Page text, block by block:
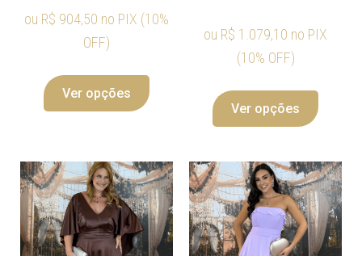
ou R$ 904,50 no PIX (10%
OFF)
Ver opções
ou R$ 1.079,10 no PIX
(10% OFF)
Ver opções